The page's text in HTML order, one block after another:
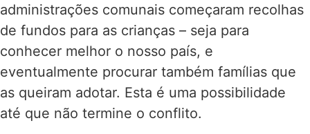
administrações comunais começaram recolhas
de fundos para as crianças – seja para
conhecer melhor o nosso país, e
eventualmente procurar também famílias que
as queiram adotar. Esta é uma possibilidade
até que não termine o conflito.